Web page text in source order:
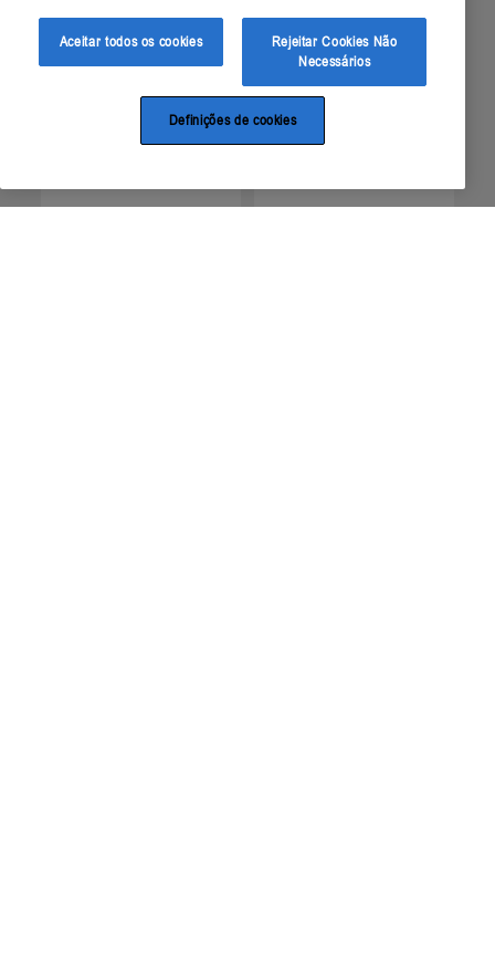
Aceitar todos os cookies
Rejeitar Cookies Não
Necessários
Definições de cookies